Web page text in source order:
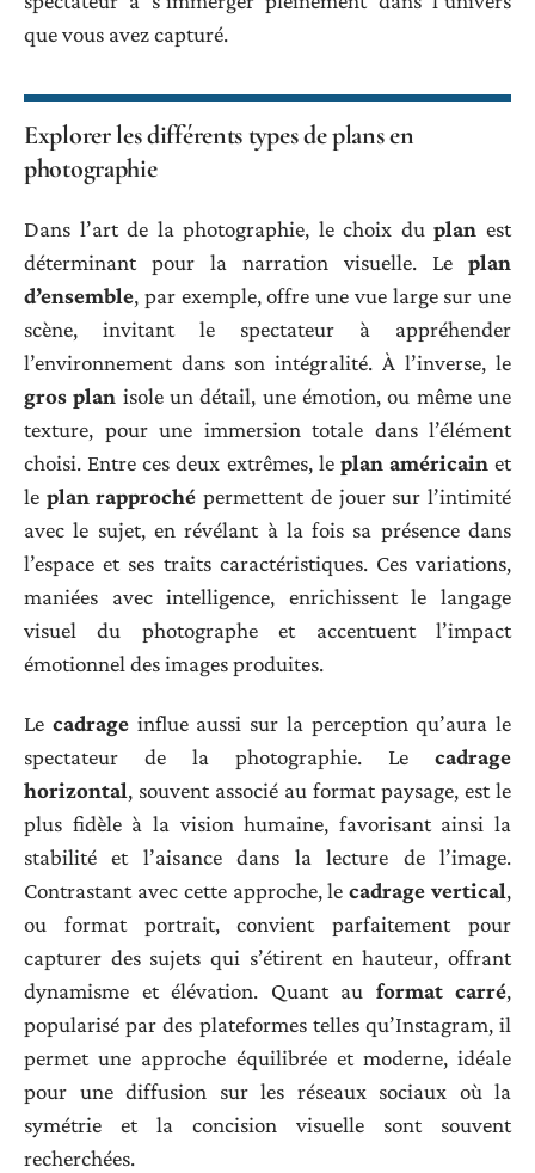
que vous avez capturé.
Explorer les différents types de plans en
photographie
Dans l’art de la photographie, le choix duplan est
déterminant pour la narration visuelle. Le plan
d’ensemble, par exemple, offre une vue large sur une
scène, invitant le spectateur à appréhender
l’environnement dans son intégralité. À l’inverse, le
gros plan isole un détail, une émotion, ou même une
texture, pour une immersion totale dans l’élément
choisi. Entre ces deux extrêmes, le plan américain et
le plan rapproché permettent de jouer sur l’intimité
avec le sujet, en révélant à la fois sa présence dans
l’espace et ses traits caractéristiques. Ces variations,
maniées avec intelligence, enrichissent le langage
visuel du photographe et accentuent l’impact
émotionnel des images produites.
Le cadrageinflue aussi sur la perception qu’aura le
spectateur de la photographie. Le cadrage
horizontal, souvent associé au format paysage, est le
plus fidèle à la vision humaine, favorisant ainsi la
stabilité et l’aisance dans la lecture de l’image.
Contrastant avec cette approche, lecadrage vertical,
ou format portrait, convient parfaitement pour
capturer des sujets qui s’étirent en hauteur, offrant
dynamisme et élévation. Quant au format carré,
popularisé par des plateformes telles qu’Instagram, il
permet une approche équilibrée et moderne, idéale
pour une diffusion sur les réseaux sociaux où la
symétrie et la concision visuelle sont souvent
recherchées.